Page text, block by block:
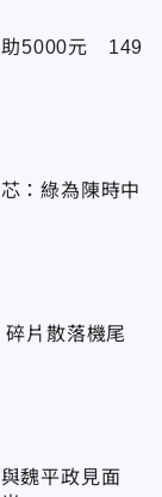
助5000元 149
：綠為陳時中
片散落機尾
魏平政見面